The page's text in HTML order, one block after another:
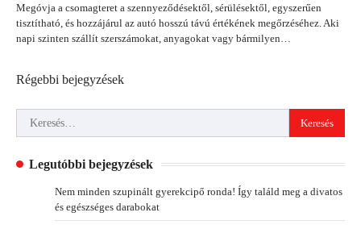
Megóvja a csomagteret a szennyeződésektől, sérülésektől, egyszerűen
tisztítható, és hozzájárul az autó hosszú távú értékének megőrzéséhez. Aki
napi szinten szállít szerszámokat, anyagokat vagy bármilyen…
Bejegyzés
navigáció
Régebbi bejegyzések
Keresés:
Legutóbbi bejegyzések
Nem minden szupinált gyerekcipő ronda! Így találd meg a divatos
és egészséges darabokat